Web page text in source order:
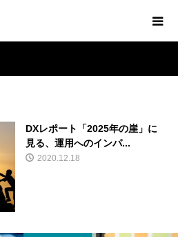
DXレポート「2025年の崖」に
見る、運用へのインパ...
2020.12.18